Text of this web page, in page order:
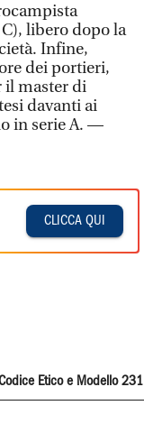
libero dopo la
Infine,
dei portieri,
il master di
davanti ai
in serie A. —
CLICCA QUI
Etico e Modello 231